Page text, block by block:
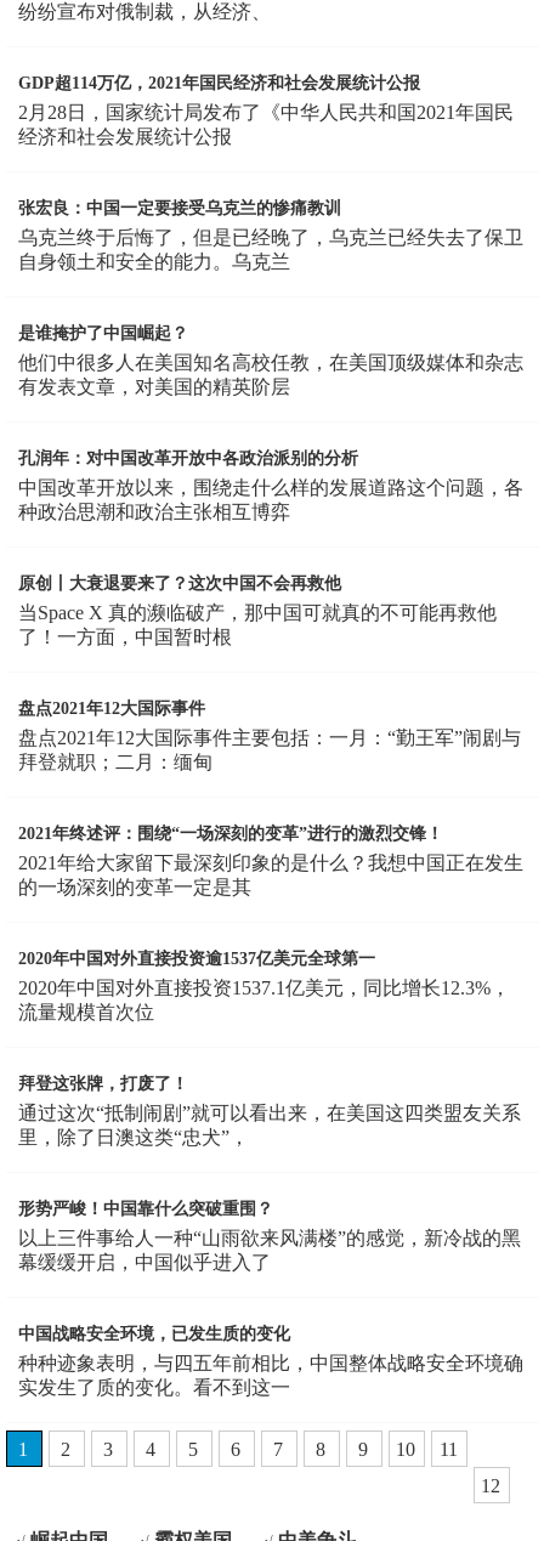
纷纷宣布对俄制裁，从经济、
GDP超114万亿，2021年国民经济和社会发展统计公报
2月28日，国家统计局发布了《中华人民共和国2021年国民
经济和社会发展统计公报
张宏良：中国一定要接受乌克兰的惨痛教训
乌克兰终于后悔了，但是已经晚了，乌克兰已经失去了保卫
自身领土和安全的能力。乌克兰
是谁掩护了中国崛起？
他们中很多人在美国知名高校任教，在美国顶级媒体和杂志
有发表文章，对美国的精英阶层
孔润年：对中国改革开放中各政治派别的分析
中国改革开放以来，围绕走什么样的发展道路这个问题，各
种政治思潮和政治主张相互博弈
原创丨大衰退要来了？这次中国不会再救他
当Space X 真的濒临破产，那中国可就真的不可能再救他
了！一方面，中国暂时根
盘点2021年12大国际事件
盘点2021年12大国际事件主要包括：一月：“勤王军”闹剧与
拜登就职；二月：缅甸
2021年终述评：围绕“一场深刻的变革”进行的激烈交锋！
2021年给大家留下最深刻印象的是什么？我想中国正在发生
的一场深刻的变革一定是其
2020年中国对外直接投资逾1537亿美元全球第一
2020年中国对外直接投资1537.1亿美元，同比增长12.3%，
流量规模首次位
拜登这张牌，打废了！
通过这次“抵制闹剧”就可以看出来，在美国这四类盟友关系
里，除了日澳这类“忠犬”，
形势严峻！中国靠什么突破重围？
以上三件事给人一种“山雨欲来风满楼”的感觉，新冷战的黑
幕缓缓开启，中国似乎进入了
中国战略安全环境，已发生质的变化
种种迹象表明，与四五年前相比，中国整体战略安全环境确
实发生了质的变化。看不到这一
1 2 3 4 5 6 7 8 9 10
11
12